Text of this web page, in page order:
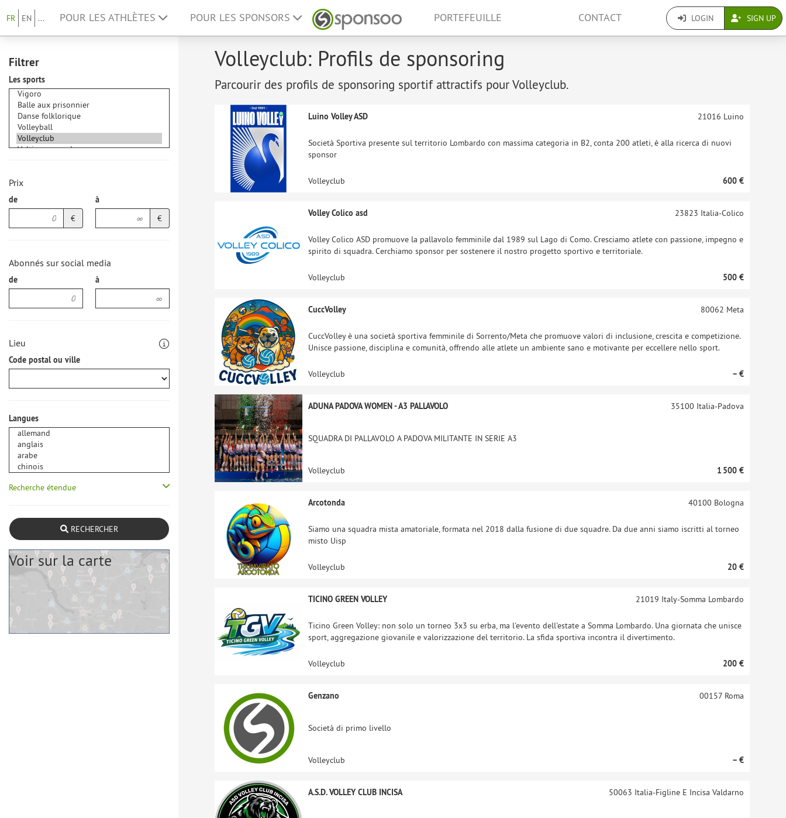
FR EN ... POUR LES ATHLÈTES POUR LES SPONSORS PORTEFEUILLE CONTACT LOGIN SIGN UP
Filtrer
Les sports
Prix
de
€
à
€
Abonnés sur social media
de à
Lieu
Code postal ou ville
Langues
Recherche étendue
RECHERCHER
Voir sur la carte
Volleyclub: Profils de sponsoring
Parcourir des profils de sponsoring sportif attractifs pour Volleyclub.
Luino Volley ASD
Società Sportiva presente sul territorio Lombardo con massima categoria in B2, conta 200 atleti, è alla ricerca di nuovi
sponsor
21016 Luino
Volleyclub 600 €
Volley Colico asd
Volley Colico ASD promuove la pallavolo femminile dal 1989 sul Lago di Como. Cresciamo atlete con passione, impegno e
spirito di squadra. Cerchiamo sponsor per sostenere il nostro progetto sportivo e territoriale.
23823 Italia-Colico
Volleyclub 500 €
CuccVolley
CuccVolley è una società sportiva femminile di Sorrento/Meta che promuove valori di inclusione, crescita e competizione.
Unisce passione, disciplina e comunità, offrendo alle atlete un ambiente sano e motivante per eccellere nello sport.
80062 Meta
Volleyclub – €
ADUNA PADOVA WOMEN - A3 PALLAVOLO
SQUADRA DI PALLAVOLO A PADOVA MILITANTE IN SERIE A3
35100 Italia-Padova
Volleyclub 1 500 €
Arcotonda
Siamo una squadra mista amatoriale, formata nel 2018 dalla fusione di due squadre. Da due anni siamo iscritti al torneo
misto Uisp
40100 Bologna
Volleyclub 20 €
TICINO GREEN VOLLEY
Ticino Green Volley: non solo un torneo 3x3 su erba, ma l'evento dell'estate a Somma Lombardo. Una giornata che unisce
sport, aggregazione giovanile e valorizzazione del territorio. La sfida sportiva incontra il divertimento.
21019 Italy-Somma Lombardo
Volleyclub 200 €
Genzano
Società di primo livello
00157Roma
Volleyclub – €
A.S.D. VOLLEY CLUB INCISA 50063 Italia-Figline E Incisa Valdarno